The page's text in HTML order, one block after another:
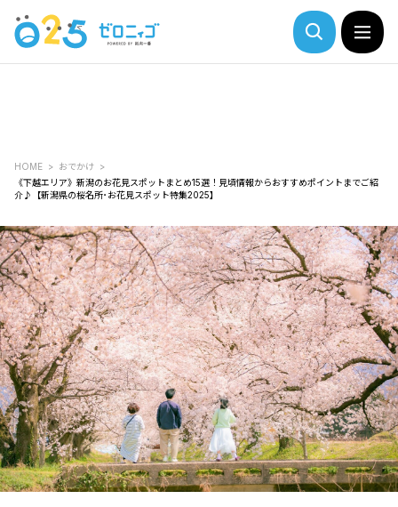
HOME
おでかけ
《下越エリア》新潟のお花見スポットまとめ15選！見頃情報からおすすめポイントまでご紹
介♪【新潟県の桜名所･お花見スポット特集2025】